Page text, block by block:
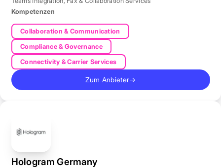
Kompetenzen
Collaboration & Communication
Compliance & Governance
Connectivity & Carrier Services
Zum Anbieter→
Hologram Germany